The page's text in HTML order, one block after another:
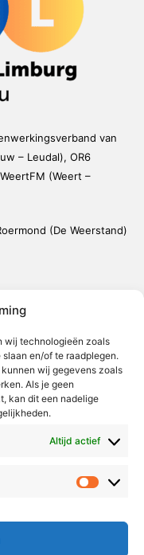
wij technologieën zoals
en/of te raadplegen.
wij gegevens zoals
Als je geen
kan dit een nadelige
Altijd actief
van
– Leudal), OR6
(Weert –
(De Weerstand)